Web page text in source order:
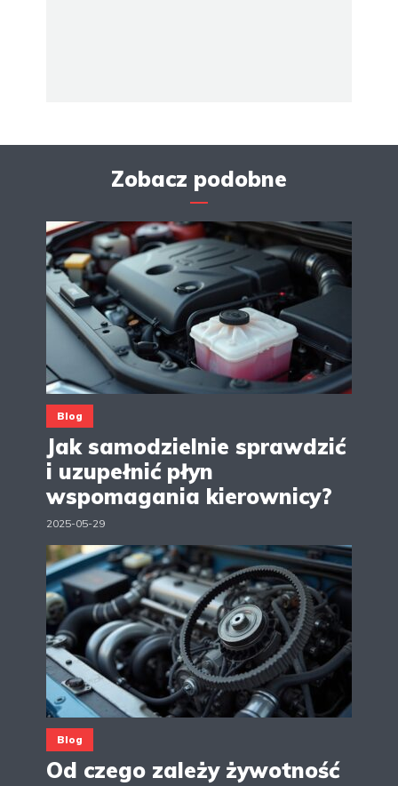
Zobacz podobne
Blog
Jak samodzielnie sprawdzić
i uzupełnić płyn
wspomagania kierownicy?
2025-05-29
Blog
Od czego zależy żywotność